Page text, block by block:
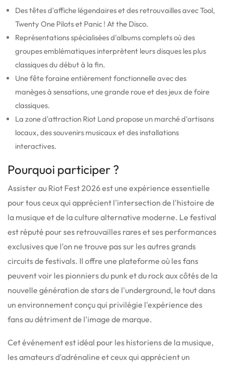
Des têtes d'affiche légendaires et des retrouvailles avec Tool,
Twenty One Pilots et Panic ! At the Disco.
Représentations spécialisées d'albums complets où des
groupes emblématiques interprètent leurs disques les plus
classiques du début à la fin.
Une fête foraine entièrement fonctionnelle avec des
manèges à sensations, une grande roue et des jeux de foire
classiques.
La zone d'attraction Riot Land propose un marché d'artisans
locaux, des souvenirs musicaux et des installations
interactives.
Pourquoi participer ?
Assister au Riot Fest 2026 est une expérience essentielle
pour tous ceux qui apprécient l'intersection de l'histoire de
la musique et de la culture alternative moderne. Le festival
est réputé pour ses retrouvailles rares et ses performances
exclusives que l'on ne trouve pas sur les autres grands
circuits de festivals. Il offre une plateforme où les fans
peuvent voir les pionniers du punk et du rock aux côtés de la
nouvelle génération de stars de l'underground, le tout dans
un environnement conçu qui privilégie l'expérience des
fans au détriment de l'image de marque.
Cet événement est idéal pour les historiens de la musique,
les amateurs d'adrénaline et ceux qui apprécient un